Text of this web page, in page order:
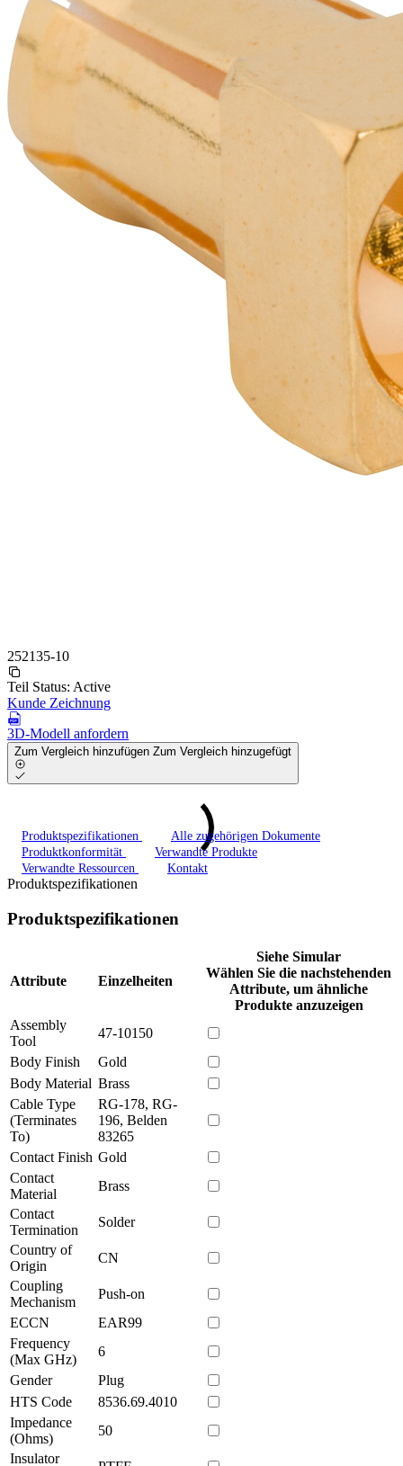
252135-10
Teil Status: Active
Kunde Zeichnung
3D-Modell anfordern
Zum Vergleich hinzufügen Zum Vergleich hinzugefügt
Produktspezifikationen
Alle zugehörigen Dokumente
Produktkonformität
Verwandte Produkte
Verwandte Ressourcen
Kontakt
Produktspezifikationen
Produktspezifikationen
Attribute Einzelheiten
Siehe Simular
Wählen Sie die nachstehenden
Attribute, um ähnliche
Produkte anzuzeigen
Assembly
Tool
47-10150
Body Finish
Gold
Body Material Brass
Cable Type
(Terminates
To)
RG-178, RG-
196, Belden
83265
Contact Finish Gold
Contact
Material
Brass
Contact
Termination
Solder
Country of
Origin
CN
Coupling
Mechanism
Push-on
ECCN
EAR99
Frequency
(Max GHz)
6
Gender
Plug
HTS Code
8536.69.4010
Impedance
(Ohms)
50
Insulator